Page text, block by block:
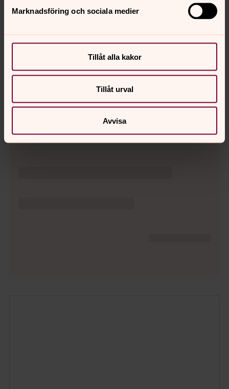
Marknadsföring och sociala medier
Tillåt alla kakor
Tillåt urval
Avvisa
chattailla päivystäjän kanssa luottamuksellisesti.
Sexuella övergrepp i kyrkan
Där människor möts kan det som inte får ske ändå ske.
förebyggande arbete och dels genom att stödja den
som har blivit utsatt för övergrepp.
Dagens bibelord